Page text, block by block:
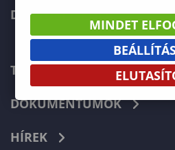
DOKTORI ISKOLA
TELEFONKÖNYV
DOKUMENTUMOK
HÍREK
MINDET